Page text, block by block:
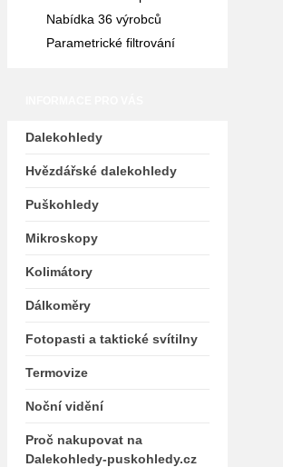
Nabídka 36 výrobců
Parametrické filtrování
Dalekohledy
Hvězdářské dalekohledy
Puškohledy
Mikroskopy
Kolimátory
Dálkoměry
Fotopasti a taktické svítilny
Termovize
Noční vidění
Proč nakupovat na
Dalekohledy-puskohledy.cz